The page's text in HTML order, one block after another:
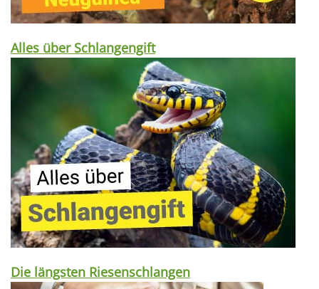
Alles über Schlangengift
Die längsten Riesenschlangen